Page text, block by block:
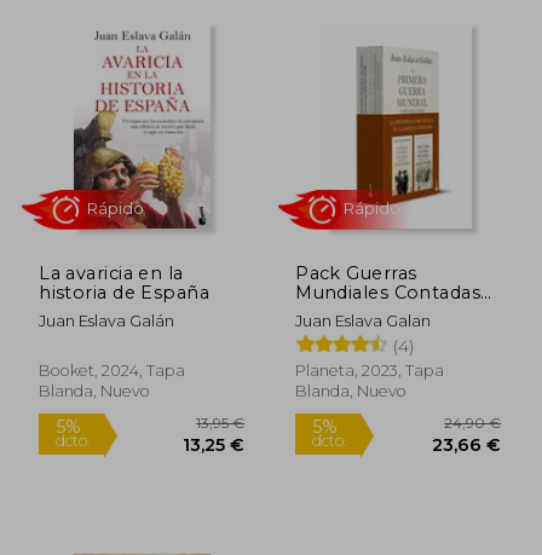
5%
dcto.
Rápido
5%
dcto.
Rápido
La avaricia en la
historia de España
Juan Eslava Galán
Booket, 2024, Tapa
Blanda, Nuevo
Pack Guerras
Mundiales Contadas
Para Escepticos
Juan Eslava Galan
(4)
Planeta, 2023, Tapa
Blanda, Nuevo